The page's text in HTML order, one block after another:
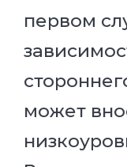
первом
может